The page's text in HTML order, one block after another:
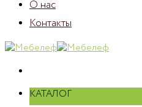
О нас
Контакты
КАТАЛОГ